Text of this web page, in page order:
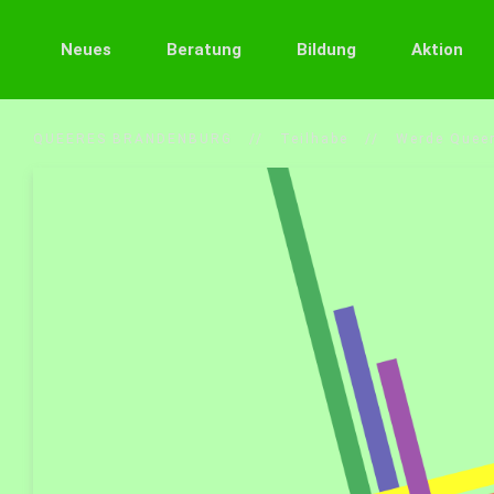
Neues Beratung Bildung Aktion
QUEERES BRANDENBURG Teilhabe Werde